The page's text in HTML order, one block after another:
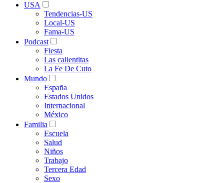
USA
Tendencias-US
Local-US
Fama-US
Podcast
Fiesta
Las calientitas
La Fe De Cuto
Mundo
España
Estados Unidos
Internacional
México
Familia
Escuela
Salud
Niños
Trabajo
Tercera Edad
Sexo